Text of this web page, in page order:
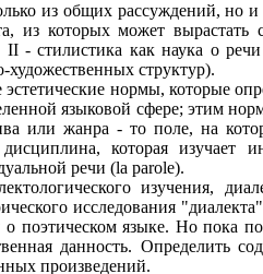
из общих рассуждений, но
из которых может вырастать
- стилистика как наука о речи
структур).
эстетические нормы, которые
языковой сфере; этим
или жанра - то поле, на
которая изучает
речи (la parole).
изучения,
исследования
поэтическом языке. Но пока
данность. Определить
произведений.